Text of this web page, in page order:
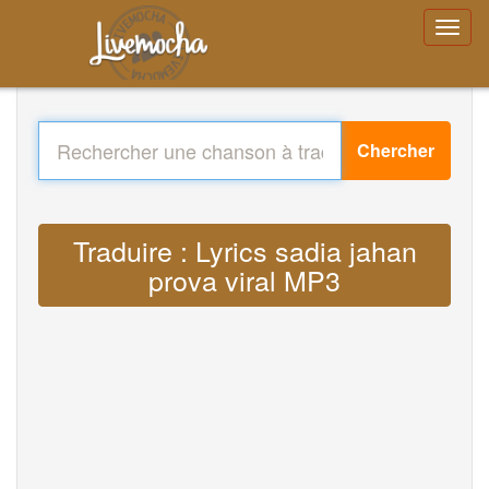
Chercher
Traduire : Lyrics sadia jahan
prova viral MP3